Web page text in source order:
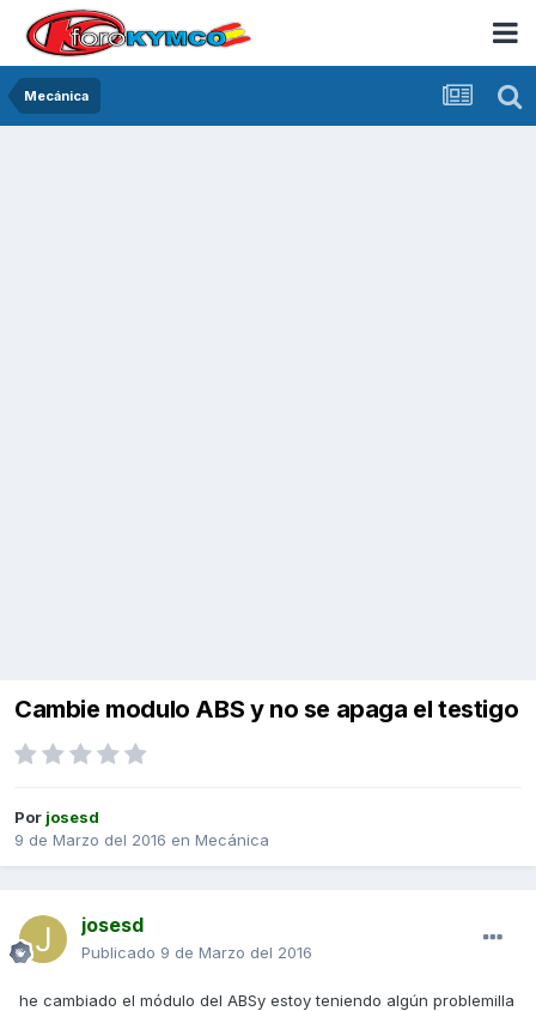
Mecánica
Cambie modulo ABS y no se apaga el testigo
Por josesd
9 de Marzo del 2016 en Mecánica
josesd
Publicado 9 de Marzo del 2016
he cambiado el módulo del ABSy estoy teniendo algún problemilla